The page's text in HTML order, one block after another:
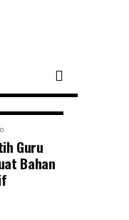
(Kejati)
Guru
Bahan